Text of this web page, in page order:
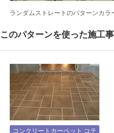
ランダムストレートのパターンカラ
このパターンを使った施工
コンクリートカーペット コテ